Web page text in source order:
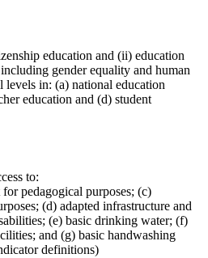
education and (ii) education
gender equality and human
levels in: (a) national education
education and (d) student
to:
pedagogical purposes; (c)
(d) adapted infrastructure and
(e) basic drinking water; (f)
and (g) basic handwashing
definitions)